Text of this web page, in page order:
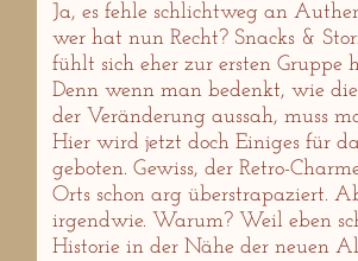
Ja, es fehle schlichtweg an
wer hat nun Recht? Snacks &
fühlt sich eher zur ersten Gruppe
Denn wenn man bedenkt, wie
der Veränderung aussah, muss
Hier wird jetzt doch Einiges für
geboten. Gewiss, der Retro-
Orts schon arg überstrapaziert.
irgendwie. Warum? Weil eben
Historie in der Nähe der neuen